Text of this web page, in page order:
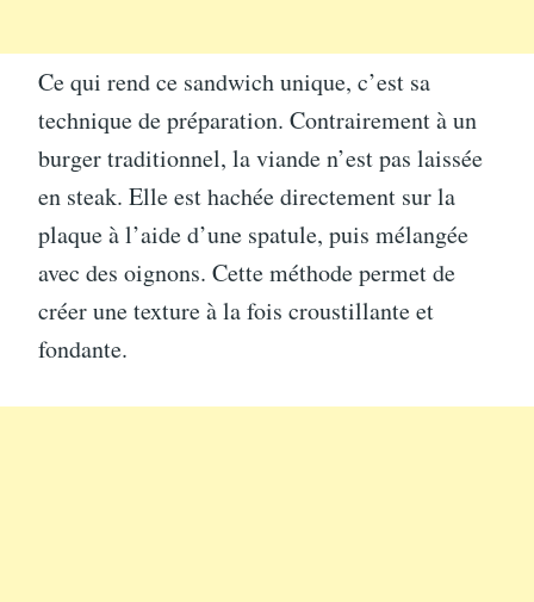
Ce qui rend ce sandwich unique, c’est sa
technique de préparation. Contrairement à un
burger traditionnel, la viande n’est pas laissée
en steak. Elle est hachée directement sur la
plaque à l’aide d’une spatule, puis mélangée
avec des oignons. Cette méthode permet de
créer une texture à la fois croustillante et
fondante.